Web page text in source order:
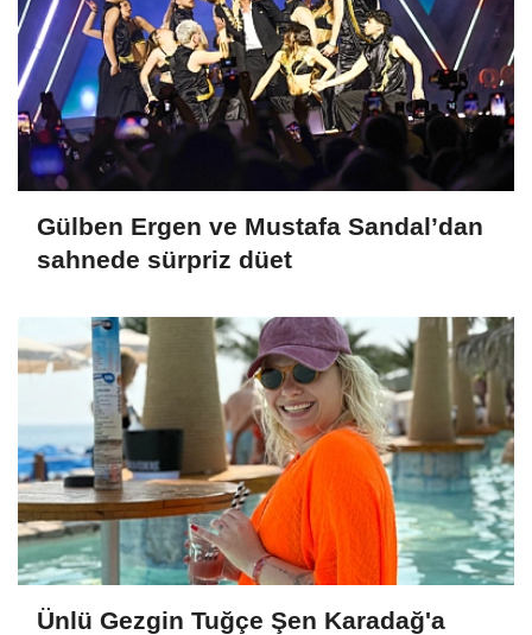
Gülben Ergen ve Mustafa Sandal’dan
sahnede sürpriz düet
Ünlü Gezgin Tuğçe Şen Karadağ'a